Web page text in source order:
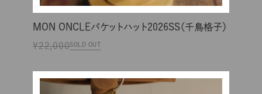
MON ONCLEバケットハット2026SS（千鳥格子）
¥22,000SOLD OUT